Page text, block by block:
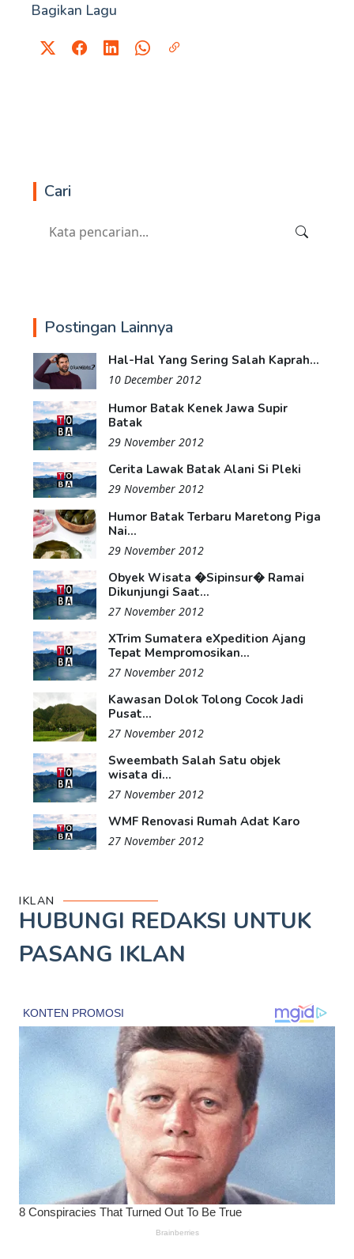
Bagikan Lagu
Cari
Postingan Lainnya
Hal-Hal Yang Sering Salah Kaprah...
10 December 2012
Humor Batak Kenek Jawa Supir
Batak
29 November 2012
Cerita Lawak Batak Alani Si Pleki
29 November 2012
Humor Batak Terbaru Maretong Piga
Nai...
29 November 2012
Obyek Wisata �Sipinsur� Ramai
Dikunjungi Saat...
27 November 2012
XTrim Sumatera eXpedition Ajang
Tepat Mempromosikan...
27 November 2012
Kawasan Dolok Tolong Cocok Jadi
Pusat...
27 November 2012
Sweembath Salah Satu objek
wisata di...
27 November 2012
WMF Renovasi Rumah Adat Karo
27 November 2012
IKLAN
HUBUNGI REDAKSI UNTUK
PASANG IKLAN